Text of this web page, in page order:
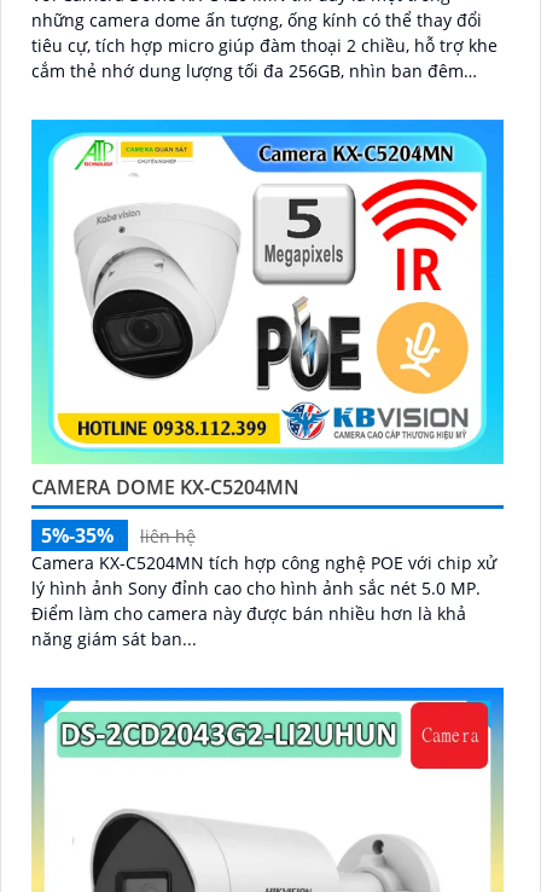
những camera dome ấn tượng, ống kính có thể thay đổi
tiêu cự, tích hợp micro giúp đàm thoại 2 chiều, hỗ trợ khe
cắm thẻ nhớ dung lượng tối đa 256GB, nhìn ban đêm
CAMERA DOME KX-C5204MN
5%-35%
liên hệ
Camera KX-C5204MN tích hợp công nghệ POE với chip xử
lý hình ảnh Sony đỉnh cao cho hình ảnh sắc nét 5.0 MP.
Điểm làm cho camera này được bán nhiều hơn là khả
năng giám sát ban...